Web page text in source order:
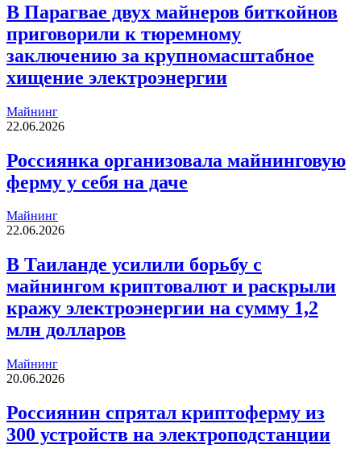
В Парагвае двух майнеров биткойнов
приговорили к тюремному
заключению за крупномасштабное
хищение электроэнергии
Майнинг
22.06.2026
Россиянка организовала майнинговую
ферму у себя на даче
Майнинг
22.06.2026
В Таиланде усилили борьбу с
майнингом криптовалют и раскрыли
кражу электроэнергии на сумму 1,2
млн долларов
Майнинг
20.06.2026
Россиянин спрятал криптоферму из
300 устройств на электроподстанции